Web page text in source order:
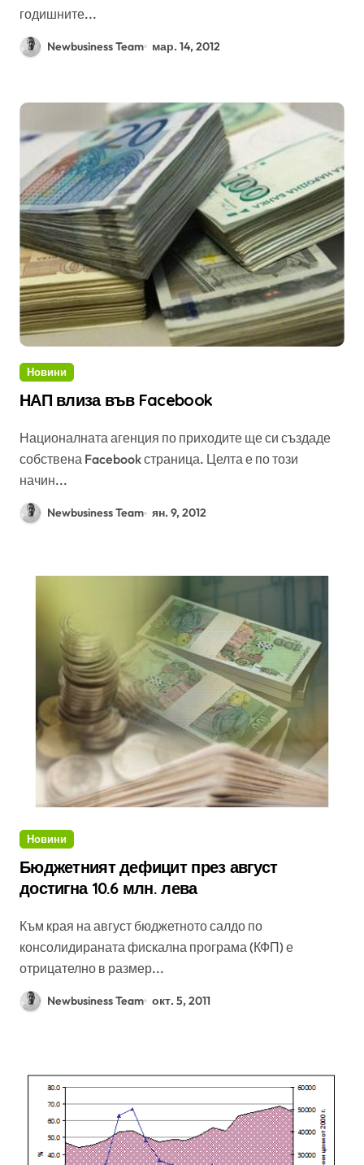
годишните...
Newbusiness Team мар. 14, 2012
Новини
НАП влиза във Facebook
Националната агенция по приходите ще си създаде
собствена Facebook страница. Целта е по този
начин...
Newbusiness Team ян. 9, 2012
Новини
Бюджетният дефицит през август
достигна 10.6 млн. лева
Към края на август бюджетното салдо по
консолидираната фискална програма (КФП) е
отрицателно в размер...
Newbusiness Team окт. 5, 2011